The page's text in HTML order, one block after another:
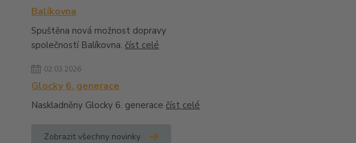
Balíkovna
Spuštěna nová možnost dopravy
společností Balíkovna. číst celé
02.03.2026
Glocky 6. generace
Naskladněny Glocky 6. generace číst celé
Zobrazit všechny novinky